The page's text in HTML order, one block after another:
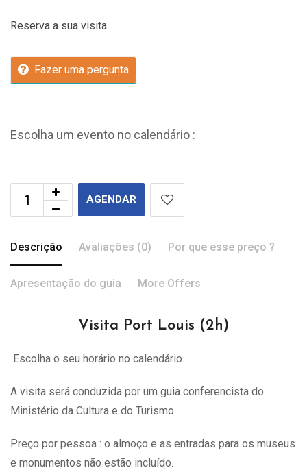
Reserva a sua visita.
Fazer uma pergunta
Escolha um evento no calendário :
AGENDAR
Descrição Avaliações (0) Por que esse preço ?
Apresentação do guia More Offers
Visita Port Louis (2h)
Escolha o seu horário no calendário.
A visita será conduzida por um guia conferencista do
Ministério da Cultura e do Turismo.
Preço por pessoa : o almoço e as entradas para os museus
e monumentos não estão incluído.